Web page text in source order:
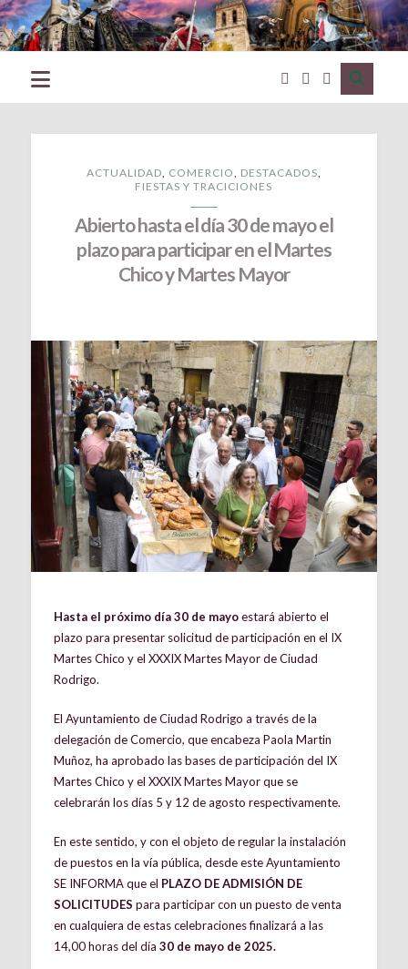
Excmo.
Ayuntamiento
Rodrigo
ACTUALIDAD, COMERCIO, DESTACADOS,
FIESTAS Y TRACICIONES
Abierto hasta el día 30 de mayo el
plazo para participar en el Martes
Chico y Martes Mayor
Hasta el próximo día 30 de mayoestará abierto el
plazo para presentar solicitud de participación en el IX
Martes Chico y el XXXIX Martes Mayor de Ciudad
Rodrigo.
El Ayuntamiento de Ciudad Rodrigo a través de la
delegación de Comercio, que encabeza Paola Martin
Muñoz, ha aprobado las bases de participación del IX
Martes Chico y el XXXIX Martes Mayor que se
celebrarán los días 5 y 12 de agosto respectivamente.
En este sentido, y con el objeto de regular la instalación
de puestos en la vía pública, desde este Ayuntamiento
SE INFORMA que el PLAZO DE ADMISIÓN DE
SOLICITUDES para participar con un puesto de venta
en cualquiera de estas celebraciones finalizará a las
14,00 horas del día 30 de mayo de 2025.